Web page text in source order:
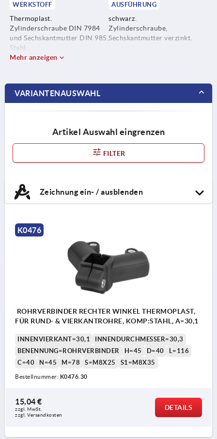
WERKSTOFF
Thermoplast.
Zylinderschraube DIN 7984
und Sechskantmutter DIN 985,
Stahl.
AUSFÜHRUNG
schwarz.
Zylinderschraube,
Sechskantmutter verzinkt.
Mehr anzeigen
VARIANTENAUSWAHL
Artikel Auswahl eingrenzen
FILTER
Zeichnung ein- / ausblenden
K0476
ROHRVERBINDER RECHTER WINKEL THERMOPLAST,
FÜR RUND- & VIERKANTROHRE, KOMP:STAHL, A=30,1
INNENVIERKANT=30,1
INNENDURCHMESSER=30,3
BENENNUNG=ROHRVERBINDER
H=45 D=40
L=116
C=40
N=45 M=78 S=M8X25 S1=M8X35
Bestellnummer: K0476.30
15,04 €
zzgl. MwSt.
zzgl. Versandkosten
DETAILS